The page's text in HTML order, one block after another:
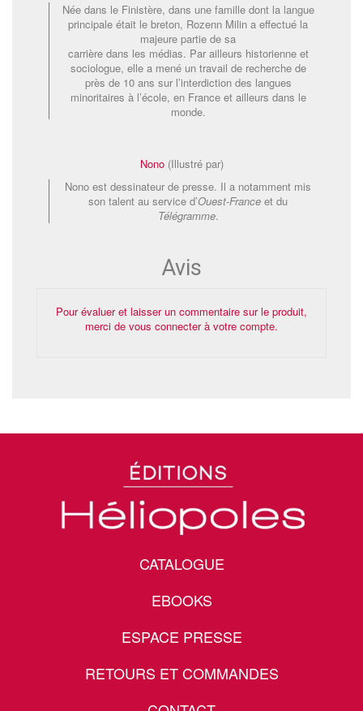
Née dans le Finistère, dans une famille dont la langue
principale était le breton, Rozenn Milin a effectué la
majeure partie de sa
carrière dans les médias. Par ailleurs historienne et
sociologue, elle a mené un travail de recherche de
près de 10 ans sur l’interdiction des langues
minoritaires à l’école, en France et ailleurs dans le
monde.
Nono(Illustré par)
Nono est dessinateur de presse. Il a notamment mis
son talent au service d’Ouest-France et du
Télégramme.
Avis
Pour évaluer et laisser un commentaire sur le produit,
merci de vous connecter à votre compte.
CATALOGUE
EBOOKS
ESPACE PRESSE
RETOURS ET COMMANDES